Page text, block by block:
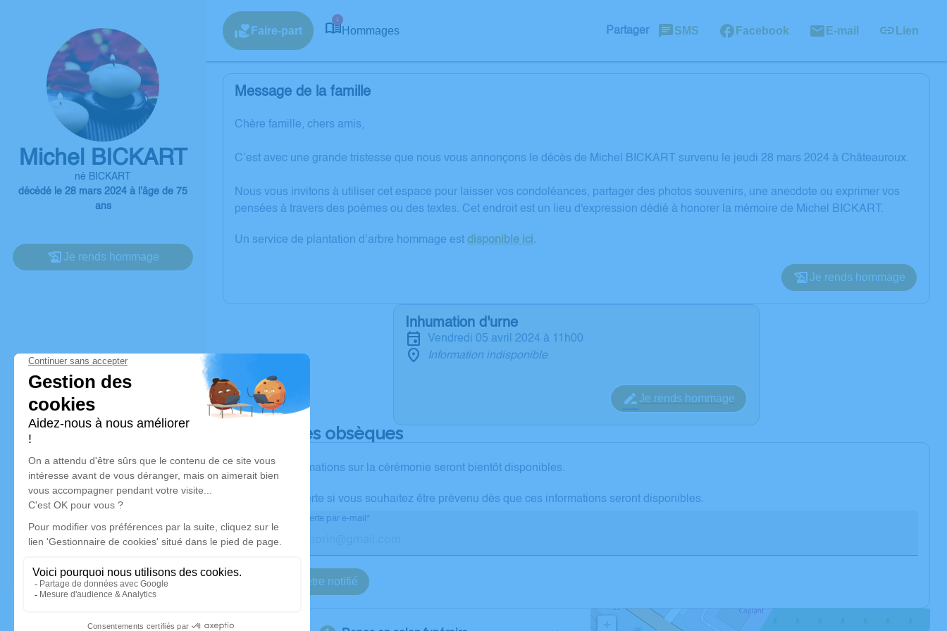
Michel BICKART
né BICKART
décédé le 28 mars 2024 à l'âge de 75
ans
Je rends hommage
Faire-part
1
Hommages Partager SMS Facebook E-mail Lien
Message de la famille
Chère famille, chers amis,
C’est avec une grande tristesse que nous vous annonçons le décès de Michel BICKART survenu le jeudi 28 mars 2024 à Châteauroux.
Nous vous invitons à utiliser cet espace pour laisser vos condoléances, partager des photos souvenirs, une anecdote ou exprimer vos
pensées à travers des poèmes ou des textes. Cet endroit est un lieu d'expression dédié à honorer la mémoire de Michel BICKART.
Un service de plantation d’arbre hommage est disponible ici .
Je rends hommage
Inhumation d'urne
vendredi 05 avril 2024 à 11h00
Information indisponible
Je rends hommage
Déroulé des obsèques
Les informations sur la cérémonie seront bientôt disponibles.
Activez une alerte si vous souhaitez être prévenu dès que ces informations seront disponibles.
Recevoir une alerte par e-mail*
Je veux être notifié